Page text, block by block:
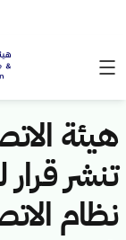
هيئة
تنشر
نظام